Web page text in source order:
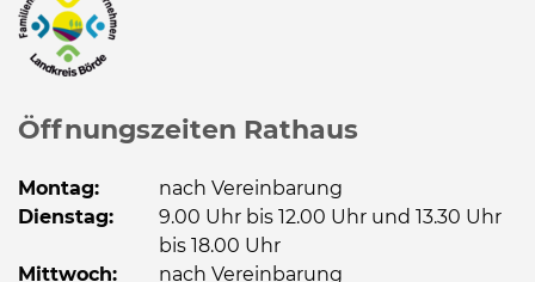
Öffnungszeiten Rathaus
Montag:
nach Vereinbarung
Dienstag:
9.00 Uhr bis 12.00 Uhr und 13.30 Uhr
bis 18.00 Uhr
Mittwoch:
nach Vereinbarung